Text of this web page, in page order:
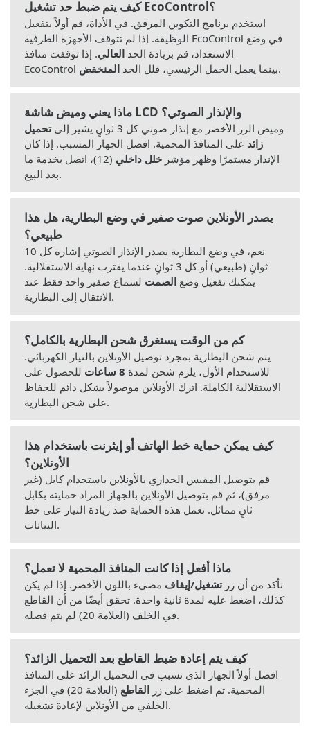
كيف يتم ضبط حد تشغيل EcoControl؟
استخدم برنامج التكوين المرفق. في الأداة، قم أولاً بتفعيل
الوظيفة. إذا لم تتوقف الأجهزة الطرفية EcoControl في وضع
الاستعداد، قم بزيادة الحد العالي. إذا توقفت منافذ
EcoControl بينما يعمل الحمل الرئيسي، قلل الحد المنخفض .
ماذا يعني وميض شاشة LCD والإنذار الصوتي؟
وميض الزر الأخضر مع إنذار صوتي كل 3 ثوانٍ يشير إلى
تحميل
زائد على المنافذ المحمية. افصل الجهاز المسبب. إذا كان
الإنذار مستمرًا وظهر مؤشر خلل داخلي
(12)، اتصل بخدمة ما
بعد البيع.
يصدر الأونلاين صوت صفير في وضع البطارية، هل هذا
طبيعي؟
نعم، في وضع البطارية يصدر الإنذار الصوتي إشارة كل 10
ثوانٍ (طبيعي) أو كل 3 ثوانٍ عندما يقترب نهاية الاستقلالية.
يمكنك تفعيل وضع الصمت لسماع صفير واحد فقط عند
الانتقال إلى البطارية.
كم من الوقت يستغرق شحن البطارية بالكامل؟
يتم شحن البطارية بمجرد توصيل الأونلاين بالتيار الكهربائي.
للاستخدام الأول، يلزم شحن لمدة 8 ساعات
للحصول على
الاستقلالية الكاملة. اترك الأونلاين موصولاً بشكل دائم للحفاظ
على شحن البطارية.
كيف يمكن حماية خط الهاتف أو إيثرنت باستخدام هذا
الأونلاين؟
قم بتوصيل المقبس الجداري بالأونلاين باستخدام كابل (غير
مرفق)، ثم قم بتوصيل الأونلاين بالجهاز المراد حمايته بكابل
ثانٍ مماثل. تعمل هذه الحماية ضد زيادة التيار على خط
البيانات.
ماذا أفعل إذا كانت المنافذ المحمية لا تعمل؟
تأكد من أن زرتشغيل/إيقاف مضيء باللون الأخضر. إذا لم يكن
كذلك، اضغط عليه لمدة ثانية واحدة. تحقق أيضًا من أن القاطع
في الخلف (العلامة 20) لم يتم فصله.
كيف يتم إعادة ضبط القاطع بعد التحميل الزائد؟
افصل أولاً الجهاز الذي تسبب في التحميل الزائد على المنافذ
المحمية. ثم اضغط على زر القاطع
(العلامة 20) في الجزء
الخلفي من الأونلاين لإعادة تشغيله.